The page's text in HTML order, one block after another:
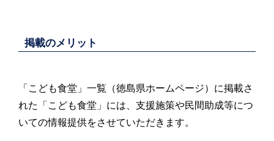
掲載のメリット
「こども食堂」一覧（徳島県ホームページ）に掲載さ
れた「こども食堂」には、支援施策や民間助成等につ
いての情報提供をさせていただきます。